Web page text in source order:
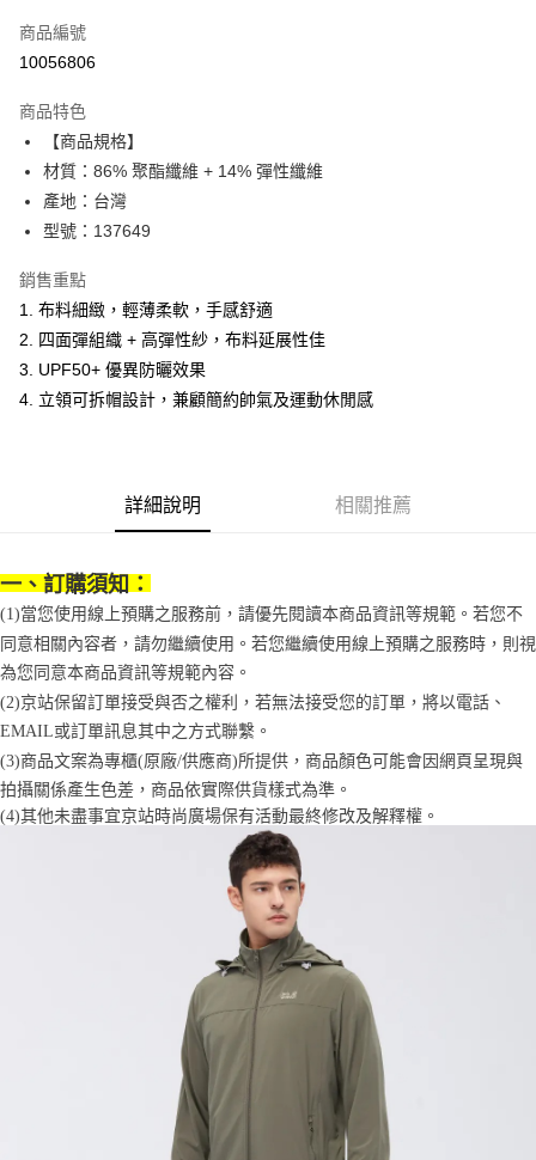
街口支付
Google Pay
全盈+PAY
大哥付你分期
相關說明
1.本服務由台灣大哥大提供，台灣大哥大用戶可立即使用無須另外申請。
2.付款方式選擇「大哥付你分期」，訂單成立後會自動跳轉到大哥付的交易
流程，驗證手機門號後，選擇欲分期的期數、繳款截止日，確認付款後即完
成交易。
3.實際核准額度、可分期數及費用金額請依後續交易確認頁面所載為準。
4.訂單成立30分鐘內，如未前往確認交易或遇審核未通過，訂單將自動取
【注意事項】
1.本服務係由「台灣大哥大股份有限公司」（以下簡稱本公司）所提供，讓
用戶於交易時，得透過本服務購買商品或服務，並由商店將買賣／分期付款
買賣價金債權讓與本公司後，依約使用本公司帳單繳交帳款。
2.基於同意付款使用「大哥付你分期」之契約關係目的，商店將以您的個人
資料（包含姓名、電話或地址）提供予台灣大哥大進項蒐集、處理及利用，
由本公司與您本人進行分期帳單所需資料之確認、核對及更正。
3.完整用戶服務條款，請詳閱以下連結：
AFTEE先享後付
相關說明
【關於「AFTEE先享後付」】
AFTEE先享後付是「在收到商品之後才付款」的支付方式。 讓您購物簡單
１．簡單：不需註冊會員、不需綁卡、不需儲值。
【「AFTEE先享後付」結帳流程】
１．於結帳方式選擇「AFTEE先享後付」後，將跳轉至「AFTEE先享後付」
結帳頁面，進行簡訊認證並確認金額後，即可完成結帳。
３．收到繳費通知簡訊後14天內，點擊此簡訊中的連結，可透過四大超商／
ATM／網路銀行／等多元方式進行付款，方視為交易完成。
※ 請注意：結帳手續完成當下不需立刻繳費，但若您需要取消訂單，請聯絡
購買商品的店家。未經商家同意取消之訂單仍視為有效，需透過AFTEE先享
後付繳納相關費用。
※ 交易是否成功請以「AFTEE先享後付 」之結帳頁面顯示為準，若有關於
是否繳費成功／繳費後需取消欲退款等相關疑問，請聯繫「AFTEE先享後付
客戶支援中心」https://netprotections.freshdesk.com/support/home
【注意事項】
１．透過由恩沛科技股份有限公司提供之「AFTEE先享後付」服務完成之交
易，需依本服務之必要範圍內提供個人資料，並將交易相關給付款項請求債
權轉讓予恩沛科技股份有限公司。
２．關於個人資料處理事宜，請瀏覽以下網址：
３．未成年的使用者請事先徵得法定代理人或監護人之同意方可使用
「AFTEE先享後付」，若未經同意申辦者引起之損失，本公司不負相關責
４．使用「AFTEE先享後付」時，將依據個別帳號之用戶狀況，依本公司即
時審查核予不同之上限額度；若仍有額度不足之情形，本公司將視審查結果
５．嚴禁一人註冊多個帳號或使用他人資訊註冊。若發現惡意使用之情形，
恩沛科技股份有限公司將有權停止該用戶之使用額度並採取法律行動。
付款後7-11取貨
宅配
每筆NT$100，滿NT$1,000(含以上)免運費
京站台北店客服中心(1F星巴克旁) 即日起不提供京站紙袋，取件時
請自備購物袋，若需購買紙袋可現場詢問
免運費
商品編號
10056806
商品特色
【商品規格】
材質：86% 聚酯纖維 + 14% 彈性纖維
產地：台灣
型號：137649
銷售重點
1. 布料細緻，輕薄柔軟，手感舒適
2. 四面彈組織 + 高彈性紗，布料延展性佳
3. UPF50+ 優異防曬效果
4. 立領可拆帽設計，兼顧簡約帥氣及運動休閒感
詳細說明 相關推薦
一、訂購須知：
(1)當您使用線上預購之服務前，請優先閱讀本商品資訊等規範。若您不
同意相關內容者，請勿繼續使用。若您繼續使用線上預購之服務時，則視
為您同意本商品資訊等規範內容。
(2)京站保留訂單接受與否之權利，若無法接受您的訂單，將以電話、
EMAIL或訂單訊息其中之方式聯繫。
(3)商品文案為專櫃(原廠/供應商)所提供，商品顏色可能會因網頁呈現與
拍攝關係產生色差，商品依實際供貨樣式為準。
(4)其他未盡事宜京站時尚廣場保有活動最終修改及解釋權。